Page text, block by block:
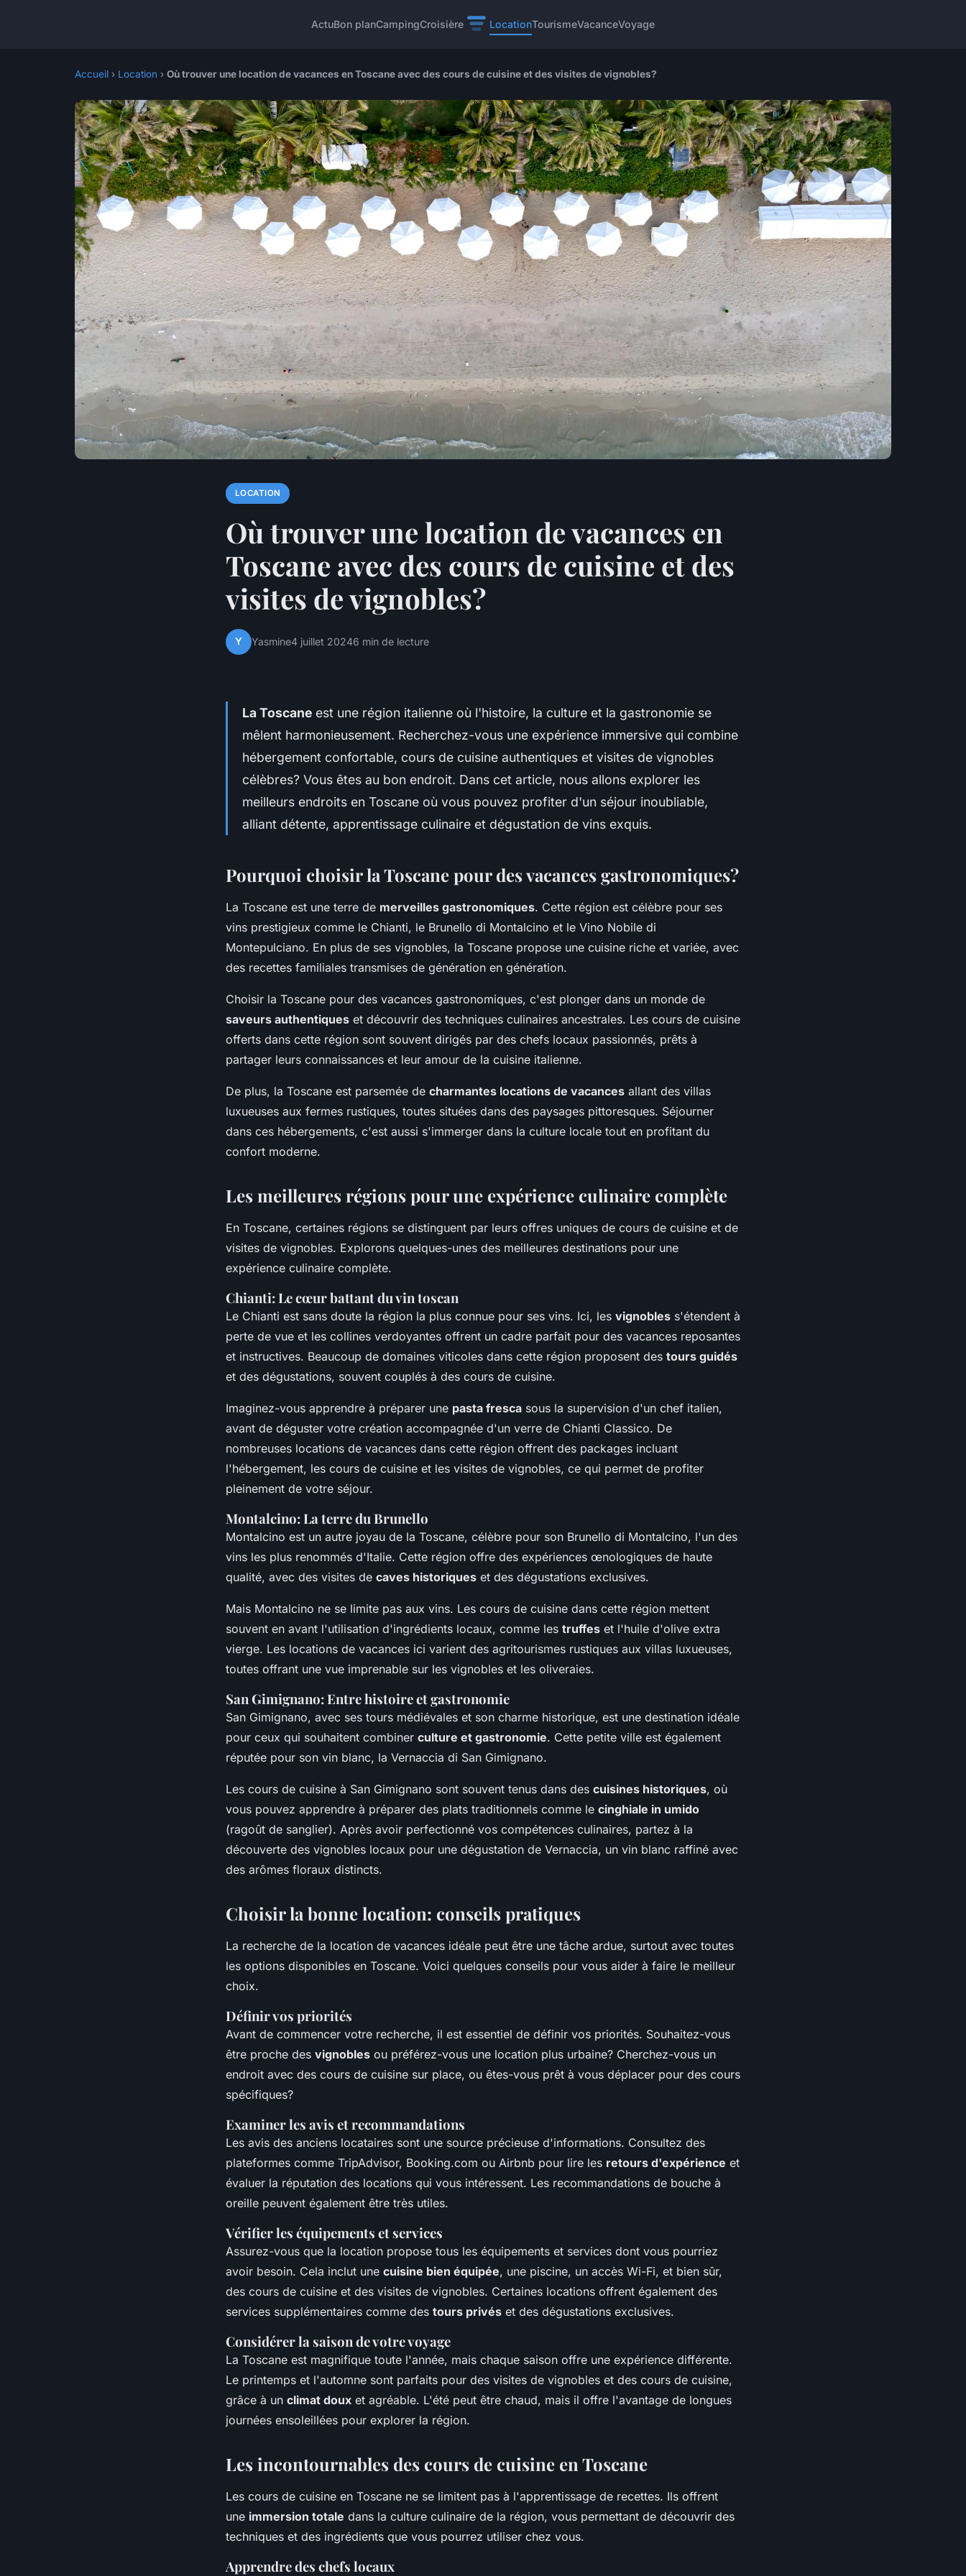
ActuBon planCampingCroisière LocationTourismeVacanceVoyage
Accueil › Location › Où trouver une location de vacances en Toscane avec des cours de cuisine et des visites de vignobles?
LOCATION
Où trouver une location de vacances en
Toscane avec des cours de cuisine et des
visites de vignobles?
Y Yasmine4 juillet 20246 min de lecture
La Toscane est une région italienne où l'histoire, la culture et la gastronomie se
mêlent harmonieusement. Recherchez-vous une expérience immersive qui combine
hébergement confortable, cours de cuisine authentiques et visites de vignobles
célèbres? Vous êtes au bon endroit. Dans cet article, nous allons explorer les
meilleurs endroits en Toscane où vous pouvez profiter d'un séjour inoubliable,
alliant détente, apprentissage culinaire et dégustation de vins exquis.
Pourquoi choisir la Toscane pour des vacances gastronomiques?
La Toscane est une terre de merveilles gastronomiques. Cette région est célèbre pour ses
vins prestigieux comme le Chianti, le Brunello di Montalcino et le Vino Nobile di
Montepulciano. En plus de ses vignobles, la Toscane propose une cuisine riche et variée, avec
des recettes familiales transmises de génération en génération.
Choisir la Toscane pour des vacances gastronomiques, c'est plonger dans un monde de
saveurs authentiques et découvrir des techniques culinaires ancestrales. Les cours de cuisine
offerts dans cette région sont souvent dirigés par des chefs locaux passionnés, prêts à
partager leurs connaissances et leur amour de la cuisine italienne.
De plus, la Toscane est parsemée de charmantes locations de vacances allant des villas
luxueuses aux fermes rustiques, toutes situées dans des paysages pittoresques. Séjourner
dans ces hébergements, c'est aussi s'immerger dans la culture locale tout en profitant du
confort moderne.
Les meilleures régions pour une expérience culinaire complète
En Toscane, certaines régions se distinguent par leurs offres uniques de cours de cuisine et de
visites de vignobles. Explorons quelques-unes des meilleures destinations pour une
expérience culinaire complète.
Chianti: Le cœur battant du vin toscan
Le Chianti est sans doute la région la plus connue pour ses vins. Ici, les vignobles s'étendent à
perte de vue et les collines verdoyantes offrent un cadre parfait pour des vacances reposantes
et instructives. Beaucoup de domaines viticoles dans cette région proposent des tours guidés
et des dégustations, souvent couplés à des cours de cuisine.
Imaginez-vous apprendre à préparer une pasta fresca sous la supervision d'un chef italien,
avant de déguster votre création accompagnée d'un verre de Chianti Classico. De
nombreuses locations de vacances dans cette région offrent des packages incluant
l'hébergement, les cours de cuisine et les visites de vignobles, ce qui permet de profiter
pleinement de votre séjour.
Montalcino: La terre du Brunello
Montalcino est un autre joyau de la Toscane, célèbre pour son Brunello di Montalcino, l'un des
vins les plus renommés d'Italie. Cette région offre des expériences œnologiques de haute
qualité, avec des visites de caves historiques et des dégustations exclusives.
Mais Montalcino ne se limite pas aux vins. Les cours de cuisine dans cette région mettent
souvent en avant l'utilisation d'ingrédients locaux, comme les truffes et l'huile d'olive extra
vierge. Les locations de vacances ici varient des agritourismes rustiques aux villas luxueuses,
toutes offrant une vue imprenable sur les vignobles et les oliveraies.
San Gimignano: Entre histoire et gastronomie
San Gimignano, avec ses tours médiévales et son charme historique, est une destination idéale
pour ceux qui souhaitent combiner culture et gastronomie. Cette petite ville est également
réputée pour son vin blanc, la Vernaccia di San Gimignano.
Les cours de cuisine à San Gimignano sont souvent tenus dans des cuisines historiques, où
vous pouvez apprendre à préparer des plats traditionnels comme le cinghiale in umido
(ragoût de sanglier). Après avoir perfectionné vos compétences culinaires, partez à la
découverte des vignobles locaux pour une dégustation de Vernaccia, un vin blanc raffiné avec
des arômes floraux distincts.
Choisir la bonne location: conseils pratiques
La recherche de la location de vacances idéale peut être une tâche ardue, surtout avec toutes
les options disponibles en Toscane. Voici quelques conseils pour vous aider à faire le meilleur
choix.
Définir vos priorités
Avant de commencer votre recherche, il est essentiel de définir vos priorités. Souhaitez-vous
être proche des vignobles ou préférez-vous une location plus urbaine? Cherchez-vous un
endroit avec des cours de cuisine sur place, ou êtes-vous prêt à vous déplacer pour des cours
spécifiques?
Examiner les avis et recommandations
Les avis des anciens locataires sont une source précieuse d'informations. Consultez des
plateformes comme TripAdvisor, Booking.com ou Airbnb pour lire les retours d'expérience et
évaluer la réputation des locations qui vous intéressent. Les recommandations de bouche à
oreille peuvent également être très utiles.
Vérifier les équipements et services
Assurez-vous que la location propose tous les équipements et services dont vous pourriez
avoir besoin. Cela inclut une cuisine bien équipée, une piscine, un accès Wi-Fi, et bien sûr,
des cours de cuisine et des visites de vignobles. Certaines locations offrent également des
services supplémentaires comme des tours privés et des dégustations exclusives.
Considérer la saison de votre voyage
La Toscane est magnifique toute l'année, mais chaque saison offre une expérience différente.
Le printemps et l'automne sont parfaits pour des visites de vignobles et des cours de cuisine,
grâce à un climat doux et agréable. L'été peut être chaud, mais il offre l'avantage de longues
journées ensoleillées pour explorer la région.
Les incontournables des cours de cuisine en Toscane
Les cours de cuisine en Toscane ne se limitent pas à l'apprentissage de recettes. Ils offrent
une immersion totale dans la culture culinaire de la région, vous permettant de découvrir des
techniques et des ingrédients que vous pourrez utiliser chez vous.
Apprendre des chefs locaux